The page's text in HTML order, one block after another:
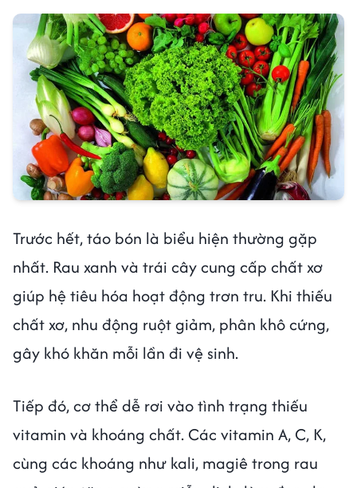
Trước hết, táo bón là biểu hiện thường gặp
nhất. Rau xanh và trái cây cung cấp chất xơ
giúp hệ tiêu hóa hoạt động trơn tru. Khi thiếu
chất xơ, nhu động ruột giảm, phân khô cứng,
gây khó khăn mỗi lần đi vệ sinh.
Tiếp đó, cơ thể dễ rơi vào tình trạng thiếu
vitamin và khoáng chất. Các vitamin A, C, K,
cùng các khoáng như kali, magiê trong rau